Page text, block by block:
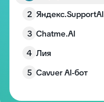
2 Яндекс.SupportAI
3 Chatme.AI
4 Лия
5 Cavuer AI-бот